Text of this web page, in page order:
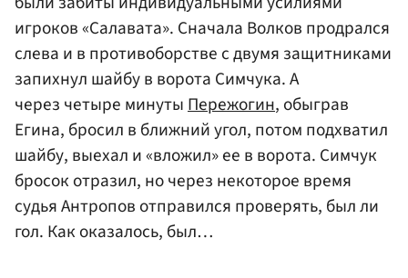
игроков «Салавата». Сначала Волков продрался
слева и в противоборстве с двумя защитниками
запихнул шайбу в ворота Симчука. А
через четыре минутыПережогин, обыграв
Егина, бросил в ближний угол, потом подхватил
шайбу, выехал и «вложил» ее в ворота. Симчук
бросок отразил, но через некоторое время
судья Антропов отправился проверять, был ли
гол. Как оказалось, был…